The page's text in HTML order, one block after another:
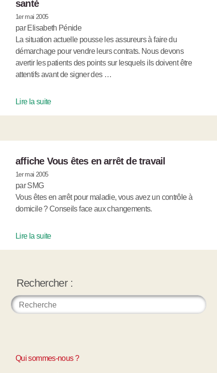
santé
1er mai 2005
par Elisabeth Pénide
La situation actuelle pousse les assureurs à faire du
démarchage pour vendre leurs contrats. Nous devons
avertir les patients des points sur lesquels ils doivent être
attentifs avant de signer des …
Lire la suite
affiche Vous êtes en arrêt de travail
1er mai 2005
par SMG
Vous êtes en arrêt pour maladie, vous avez un contrôle à
domicile ? Conseils face aux changements.
Lire la suite
Rechercher :
Qui sommes-nous ?